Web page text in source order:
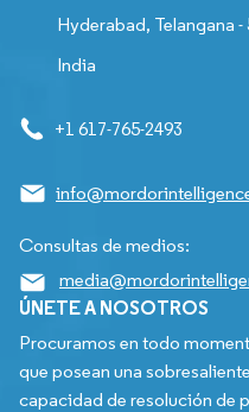
Hyderabad, Telangana -
India
+1 617-765-2493
Consultas de medios:
ÚNETE A NOSOTROS
Procuramos en todo
que posean una
capacidad de resolución de